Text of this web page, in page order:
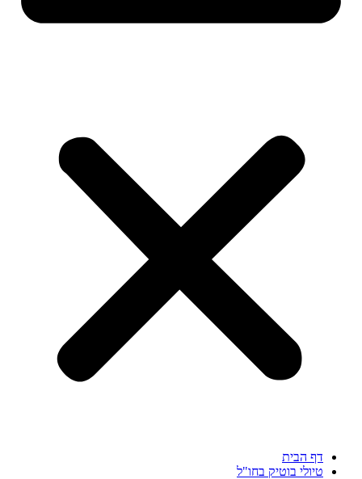
דף הבית
טיולי בוטיק בחו"ל